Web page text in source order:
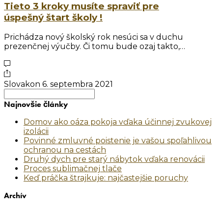
Tieto 3 kroky musíte spraviť pre
úspešný štart školy !
Prichádza nový školský rok nesúci sa v duchu
prezenčnej výučby. Či tomu bude ozaj takto,…
Slovakon 6. septembra 2021
for:
Najnovšie články
Domov ako oáza pokoja vďaka účinnej zvukovej
izolácii
Povinné zmluvné poistenie je vašou spoľahlivou
ochranou na cestách
Druhý dych pre starý nábytok vďaka renovácii
Proces sublimačnej tlače
Keď práčka štrajkuje: najčastejšie poruchy
Archív